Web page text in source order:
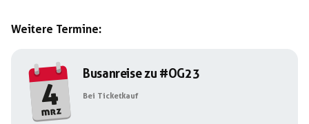
Weitere Termine:
mrz
4
Busanreise zu #OG23
Bei Ticketkauf